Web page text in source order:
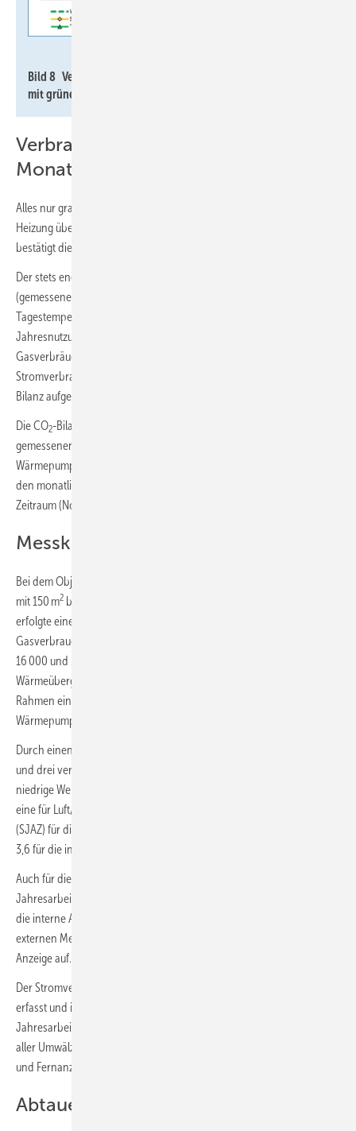
Bild 8 Vergleich Wärmepumpe mit Gas-Brennwertheizkessel
mit grünem Gas (35 % fossil, 65 % EE).
Verbrauchsmonitoring über 12
Monate
Alles nur graue Theorie? Nein, ein Verbrauchsmonitoring für die Gas-
Heizung über 48 Monate und für die Wärmepumpe über 12 Monate
bestätigt die Annahmen auch in der Praxis.
Der stets energieeffizient betriebene Gas-Brennwertheizkessel
(gemessene Kondensatmenge: 1,0 l
Tagestemperatur) wird für den Vergleich wie oben mit einem
Jahresnutzungsgrad von 1,02 (H
Gasverbräuche zur Verfügung. Zudem konnte der gemessene
Stromverbrauch der Gas-Heizung (rund 300 kWh
Bilanz aufgenommen werden.
Die CO2-Bilanz der Wärmepumpe wurde aus den monatlich
gemessenen Stromverbräuchen des gesamten
Wärmepumpensystems (inklusive aller Pumpen, Regelung etc.) und
den monatlichen CO
Zeitraum (November 2022 bis Oktober 2023) erstellt.
Messkonzept
Bei dem Objekt handelt es sich um ein freistehendes Einfamilienhaus
mit 150 m2 beheizter Wohnfläche. Errichtet wurde es 1959. 1999
erfolgte eine energetische Sanierung mit Anbau. Danach lag der
Gasverbrauch für Raumwärme und Trinkwassererwärmung zwischen
16 000 und 17 000 kWh/a bezogen auf den Brennwert (H
Wärmeübergabe erfolgt ausschließlich über Plattenheizkörper. Im
Rahmen einer Heizungsoptimierung für die Installation der
Wärmepumpe wurden drei Heizkörper vergrößert.
Durch einen sorgfältigen Hydraulischen Abgleich des Heizsystems
und drei vergrößerte Heizkörper konnte die Systemtemperatur auf
niedrige Werte von ca. 41/37 °C abgesenkt werden. Daraus resultiert
eine für Luft/Wasser-Wärmepumpen hohe System-Jahresarbeitszahl
(SJAZ) für die Raumheizung von 4,0 (externe Messung,
3,6 für die interne Anzeige des Wärmepumpen-Reglers.
Auch für die Trinkwassererwärmung (55 °C) wurde eine gute
Jahresarbeitszahl von 2,9 über die externe Messung und von 2,7 über
die interne Anzeige ermittelt. Das Gesamtsystem weist mit der
externen Messung eine SJAZ von 3,7 und von 3,4 mit der internen
Anzeige auf.
Der Stromverbrauch des elektrischen Heizstabs wird gesondert
erfasst und ist bei der externen Messung für die System-
Jahresarbeitszahl SJAZ eingerechnet (72 kWh). Der Stromverbrauch
aller Umwälzpumpen und der Regelung inklusive Heizkreis-Mischer
und Fernanzeige ist ebenfalls im Gesamtverbrauch enthalten.
Abtauenergie, Speicherverluste